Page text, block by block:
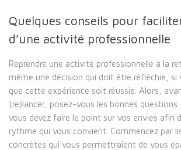
Quelques conseils pour
d’une activité professionnelle
Reprendre une activité professionnelle à la
même une décision qui doit être réfléchie, si
que cette expérience soit réussie. Alors,
(re)lancer, posez-vous les bonnes questions.
vous devez faire le point sur vos envies afin
rythme qui vous convient. Commencez par
concrètes qui vous permettraient de vous